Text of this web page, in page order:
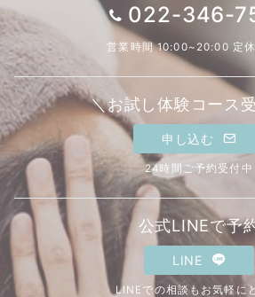
022-346-
営業時間 10:00~20:00 定
＼お試し体験コース
申し込む
24時間ご予約受付中
公式LINEで予
LINE
LINEでの相談もお気軽に